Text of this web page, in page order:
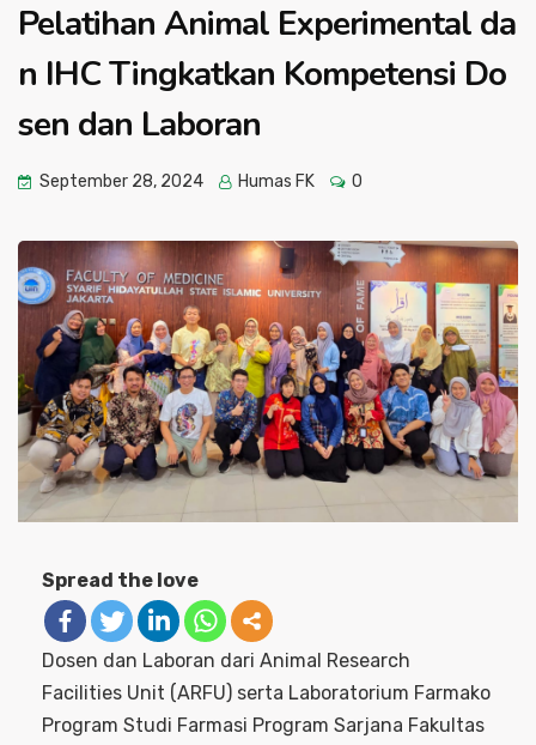
Pelatihan Animal Experimental da
n IHC Tingkatkan Kompetensi Do
sen dan Laboran
September 28, 2024 Humas FK 0
Spread the love
Dosen dan Laboran dari Animal Research
Facilities Unit (ARFU) serta Laboratorium Farmako
Program Studi Farmasi Program Sarjana Fakultas